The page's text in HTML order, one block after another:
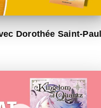
Dorothée Saint-Paul